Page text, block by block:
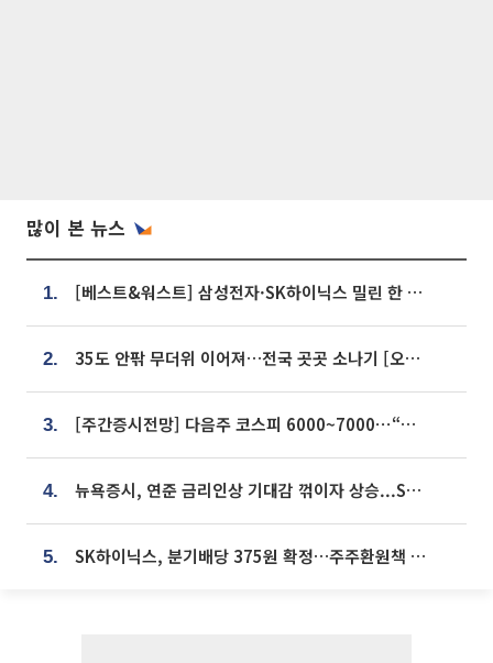
많이 본 뉴스
1. [베스트&워스트] 삼성전자·SK하이닉스 밀린 한 주…상상인증권은 85% 급등
2. 35도 안팎 무더위 이어져…전국 곳곳 소나기 [오늘 날씨]
3. [주간증시전망] 다음주 코스피 6000~7000⋯“外人 수급은 정책이 변수”
4. 뉴욕증시, 연준 금리인상 기대감 꺾이자 상승...S&P500 사상 최고치 [종합]
5. SK하이닉스, 분기배당 375원 확정…주주환원책 9월로 앞당겨 발표